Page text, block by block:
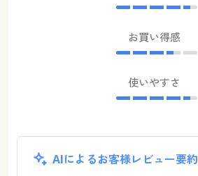
お買い得感
使いやすさ
AIによるお客様レビュー要約